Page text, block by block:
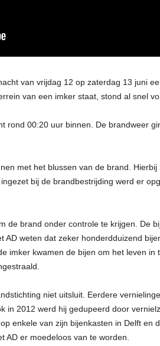
van vrijdag 12 op zaterdag 13 juni
van een imker staat, stond al snel
rond 00:20 uur binnen. De brandweer
met het blussen van de brand. Hierbij
bij de brandbestrijding werd er
de brand onder controle te krijgen. De
AD weten dat zeker honderdduizend
imker kwamen de bijen om het leven in
niet uitsluit. Eerdere
in 2012 werd hij gedupeerd door
enkele van zijn bijenkasten in Delft en
AD er moedeloos van te worden.